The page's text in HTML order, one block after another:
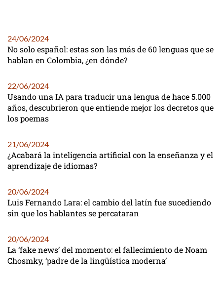
24/06/2024
No solo español: estas son las más de 60 lenguas que se
hablan en Colombia, ¿en dónde?
22/06/2024
Usando una IA para traducir una lengua de hace 5.000
años, descubrieron que entiende mejor los decretos que
los poemas
21/06/2024
¿Acabará la inteligencia artificial con la enseñanza y el
aprendizaje de idiomas?
20/06/2024
Luis Fernando Lara: el cambio del latín fue sucediendo
sin que los hablantes se percataran
20/06/2024
La ‘fake news’ del momento: el fallecimiento de Noam
Chosmky, ‘padre de la lingüística moderna’